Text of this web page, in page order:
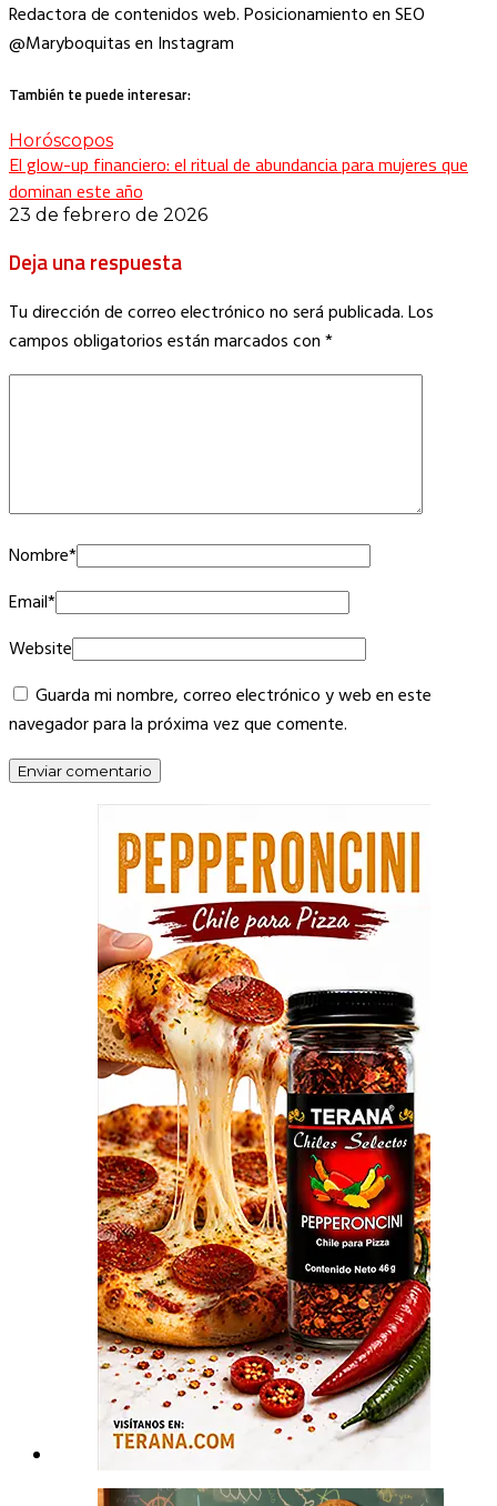
Redactora de contenidos web. Posicionamiento en SEO
@Maryboquitas en Instagram
También te puede interesar:
Horóscopos
El glow-up financiero: el ritual de abundancia para mujeres que
dominan este año
23 de febrero de 2026
Deja una respuesta
Tu dirección de correo electrónico no será publicada.Los
campos obligatorios están marcados con*
Nombre*
Email*
Website
Guarda mi nombre, correo electrónico y web en este
navegador para la próxima vez que comente.